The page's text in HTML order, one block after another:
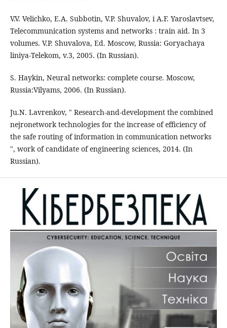
V.V. Velichko, E.A. Subbotin, V.P. Shuvalov, i A.F. Yaroslavtsev,
Telecommunication systems and networks : train aid. In 3
volumes. V.P. Shuvalova, Ed. Moscow, Russia: Goryachaya
liniya-Telekom, v.3, 2005. (In Russian).
S. Haykin, Neural networks: complete course. Moscow,
Russia:Vilyams, 2006. (In Russian).
Ju.N. Lavrenkov, " Research-and-development the combined
nejronetwork technologies for the increase of efficiency of
the safe routing of information in communication networks
", work of candidate of engineering sciences, 2014. (In
Russian).